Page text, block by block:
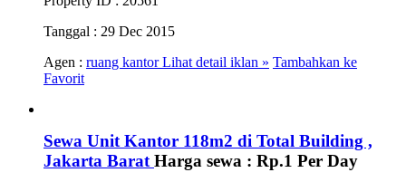
Tanggal : 29 Dec 2015
Agen : ruang kantorLihat detail iklan » Tambahkan ke
Favorit
Sewa Unit Kantor 118m2 di Total Building ,
Jakarta Barat Harga sewa : Rp.1 Per Day